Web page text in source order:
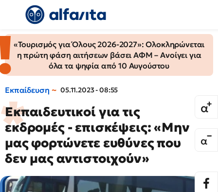
«Τουρισμός για Όλους 2026-2027»: Ολοκληρώνεται
η πρώτη φάση αιτήσεων βάσει ΑΦΜ – Ανοίγει για
όλα τα ψηφία από 10 Αυγούστου
Εκπαίδευση 05.11.2023 - 08:55
Εκπαιδευτικοί για τις
εκδρομές - επισκέψεις: «Μην
μας φορτώνετε ευθύνες που
δεν μας αντιστοιχούν»